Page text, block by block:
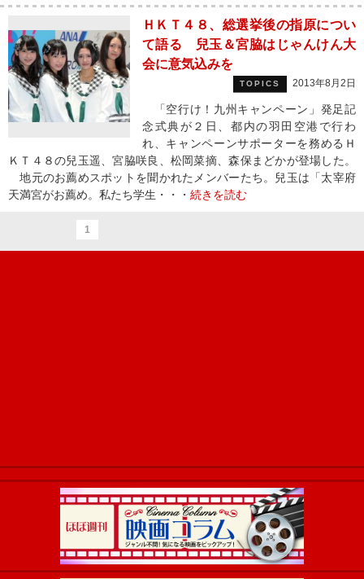
ＨＫＴ４８、総選挙後の指原につい
て語る 兒玉＆宮脇はじゃんけん大
会に意気込みを
TOPICS 2013年8月2日
「空行け！九州キャンペーン」発足記
念式典が２日、都内の羽田空港で行わ
れ、キャンペーンサポーターを務めるＨ
ＫＴ４８の兒玉遥、宮脇咲良、松岡菜摘、森保まどかが登場した。
地元のお薦めスポットを聞かれたメンバーたち。兒玉は「太宰府
天満宮がお薦め。私たち学生・・・ 続きを読む
1